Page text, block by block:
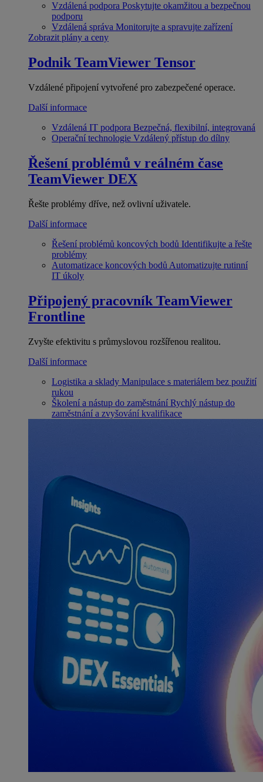
Vzdálená podpora Poskytujte okamžitou a bezpečnou
podporu
Vzdálená správa Monitorujte a spravujte zařízení
Zobrazit plány a ceny
Podnik TeamViewer Tensor
Vzdálené připojení vytvořené pro zabezpečené operace.
Další informace
Vzdálená IT podpora Bezpečná, flexibilní, integrovaná
Operační technologie Vzdálený přístup do dílny
Řešení problémů v reálném čase
TeamViewer DEX
Řešte problémy dříve, než ovlivní uživatele.
Další informace
Řešení problémů koncových bodů Identifikujte a řešte
problémy
Automatizace koncových bodů Automatizujte rutinní
IT úkoly
Připojený pracovník TeamViewer
Frontline
Zvyšte efektivitu s průmyslovou rozšířenou realitou.
Další informace
Logistika a sklady Manipulace s materiálem bez použití
rukou
Školení a nástup do zaměstnání Rychlý nástup do
zaměstnání a zvyšování kvalifikace